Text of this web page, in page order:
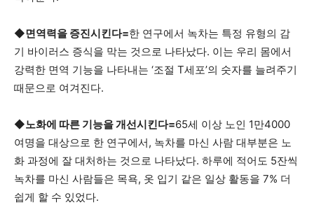
(PA/NJ/DE)
◆면역력을 증진시킨다=한 연구에서 녹차는 특정 유형의 감
기 바이러스 증식을 막는 것으로 나타났다. 이는 우리 몸에서
강력한 면역 기능을 나타내는 ‘조절 T세포’의 숫자를 늘려주기
때문으로 여겨진다.
◆노화에 따른 기능을 개선시킨다=65세 이상 노인 1만4000
여명을 대상으로 한 연구에서, 녹차를 마신 사람 대부분은 노
화 과정에 잘 대처하는 것으로 나타났다. 하루에 적어도 5잔씩
녹차를 마신 사람들은 목욕, 옷 입기 같은 일상 활동을 7% 더
쉽게 할 수 있었다.